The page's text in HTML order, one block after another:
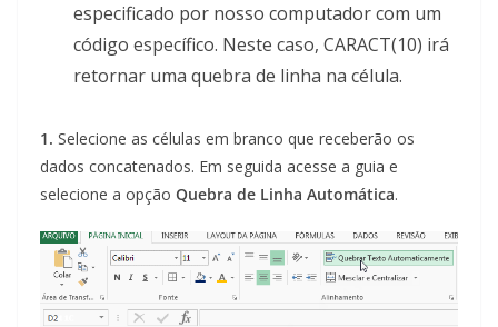
especificado por nosso computador com um
código específico. Neste caso, CARACT(10) irá
retornar uma quebra de linha na célula.
1. Selecione as células em branco que receberão os
dados concatenados. Em seguida acesse a guia e
selecione a opção Quebra de Linha Automática.